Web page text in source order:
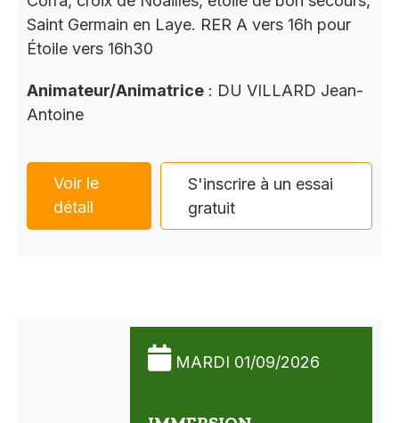
Saint Germain en Laye. RER A vers 16h pour
Étoile vers 16h30
Animateur/Animatrice : DU VILLARD Jean-
Antoine
Voir le
détail
S'inscrire à un essai
gratuit
MARDI 01/09/2026